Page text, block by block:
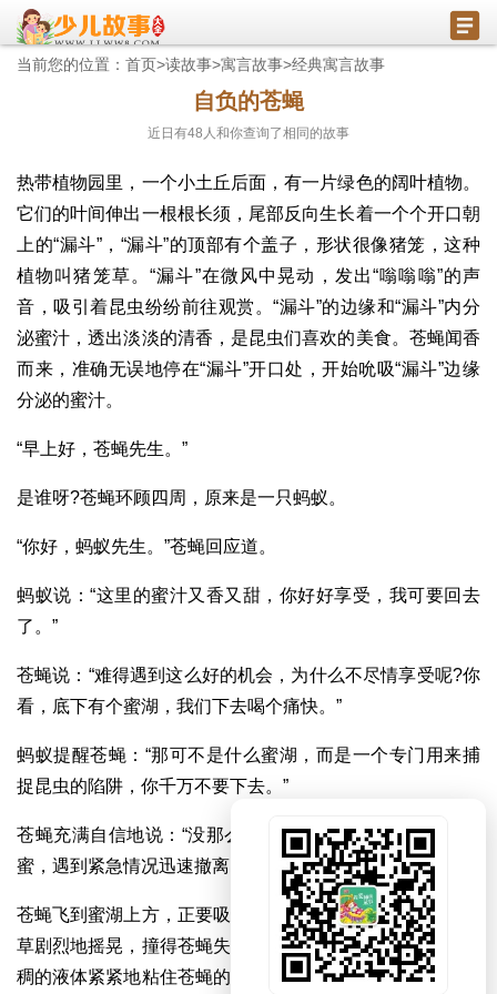
当前您的位置： 首页>读故事>寓言故事>经典寓言故事
自负的苍蝇
近日有48 人和你查询了相同的故事
热带植物园里，一个小土丘后面，有一片绿色的阔叶植物。
它们的叶间伸出一根根长须，尾部反向生长着一个个开口朝
上的“漏斗”，“漏斗”的顶部有个盖子，形状很像猪笼，这种
植物叫猪笼草。“漏斗”在微风中晃动，发出“嗡嗡嗡”的声
音，吸引着昆虫纷纷前往观赏。“漏斗”的边缘和“漏斗”内分
泌蜜汁，透出淡淡的清香，是昆虫们喜欢的美食。苍蝇闻香
而来，准确无误地停在“漏斗”开口处，开始吮吸“漏斗”边缘
分泌的蜜汁。
“早上好，苍蝇先生。”
是谁呀?苍蝇环顾四周，原来是一只蚂蚁。
“你好，蚂蚁先生。”苍蝇回应道。
蚂蚁说：“这里的蜜汁又香又甜，你好好享受，我可要回去
了。”
苍蝇说：“难得遇到这么好的机会，为什么不尽情享受呢?你
看，底下有个蜜湖，我们下去喝个痛快。”
蚂蚁提醒苍蝇：“那可不是什么蜜湖，而是一个专门用来捕
捉昆虫的陷阱，你千万不要下去。”
苍蝇充满自信地说：“没那么可怕。我会平稳地贴近湖面吸
蜜，遇到紧急情况迅速撤离，不会有危险的。”
苍蝇飞到蜜湖上方，正要吸食蜜汁，忽然一阵风吹来，猪笼
草剧烈地摇晃，撞得苍蝇失去平衡，跌到蜜湖里。蜜湖里粘
稠的液体紧紧地粘住苍蝇的身体和羽翼，苍蝇成了猪笼草的